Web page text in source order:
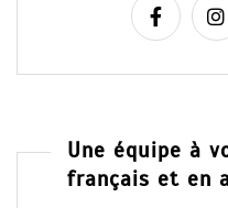
Une équipe à
français et en